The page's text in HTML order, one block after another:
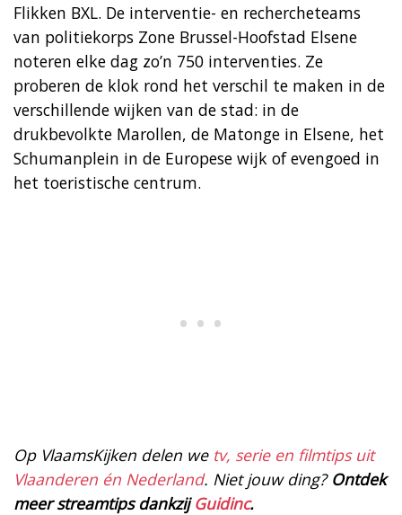
Flikken BXL. De interventie- en rechercheteams
van politiekorps Zone Brussel-Hoofstad Elsene
noteren elke dag zo’n 750 interventies. Ze
proberen de klok rond het verschil te maken in de
verschillende wijken van de stad: in de
drukbevolkte Marollen, de Matonge in Elsene, het
Schumanplein in de Europese wijk of evengoed in
het toeristische centrum.
Op VlaamsKijken delen we tv, serie en filmtips uit
Vlaanderen én Nederland. Niet jouw ding? Ontdek
meer streamtips dankzijGuidinc.